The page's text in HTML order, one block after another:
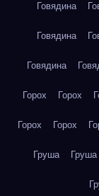
Говядина
Говядина
Говядина
Горох Горох
Горох Горох
Груша Груша